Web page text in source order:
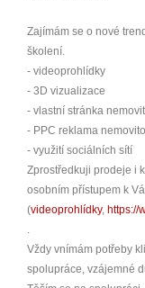
Zajímám se o nové
školení.
- videoprohlídky
- 3D vizualizace
- vlastní stránka
- PPC reklama
- využití sociálních sítí
Zprostředkuji prodeje i
osobním přístupem k
(videoprohlídky, https://
Vždy vnímám potřeby
spolupráce, vzájemné